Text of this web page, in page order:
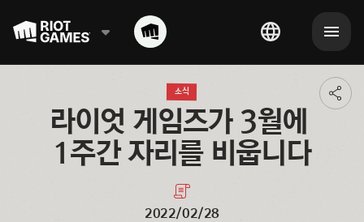
소식
라이엇 게임즈가 3월에
1주간 자리를 비웁니다
2022/02/28